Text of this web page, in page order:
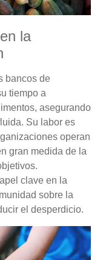
la
bancos de
tiempo a
asegurando
Su labor es
operan
gran medida de la
clave en la
sobre la
el desperdicio.